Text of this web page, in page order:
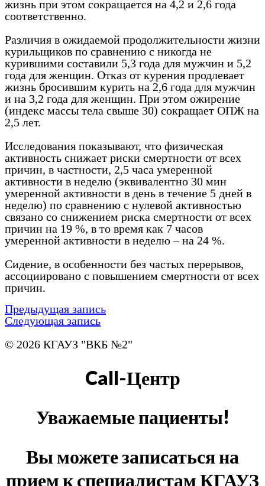
жизнь при этом сокращается на 4,2 и 2,6 года
соответственно.
Различия в ожидаемой продолжительности жизни
курильщиков по сравнению с никогда не
курившими составили 5,3 года для мужчин и 5,2
года для женщин. Отказ от курения продлевает
жизнь бросившим курить на 2,6 года для мужчин
и на 3,2 года для женщин. При этом ожирение
(индекс массы тела свыше 30) сокращает ОПЖ на
2,5 лет.
Исследования показывают, что физическая
активность снижает риски смертности от всех
причин, в частности, 2,5 часа умеренной
активности в неделю (эквивалентно 30 мин
умеренной активности в день в течение 5 дней в
неделю) по сравнению с нулевой активностью
связано со снижением риска смертности от всех
причин на 19 %, в то время как 7 часов
умеренной активности в неделю – на 24 %.
Сидение, в особенности без частых перерывов,
ассоциировано с повышением смертности от всех
причин.
Предыдущая запись
Следующая запись
© 2026 КГАУЗ "ВКБ №2"
Call-Центр
Уважаемые пациенты!
Вы можете записаться на
прием к специалистам КГАУЗ